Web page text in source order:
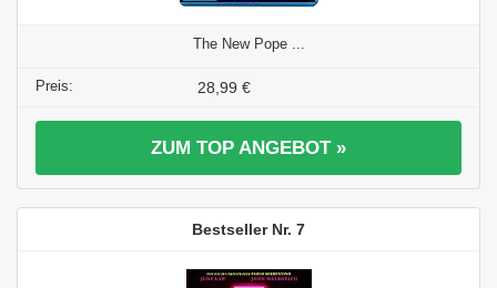
The New Pope ...
28,99 €
ZUM TOP ANGEBOT »
7